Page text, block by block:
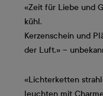
«Zeit für Liebe und
kühl.
Kerzenschein und
der Luft.» –
«Lichterketten
leuchten mit